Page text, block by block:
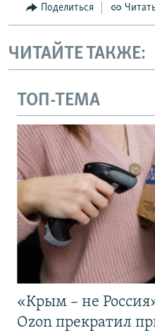
Поделиться
ЧИТАЙТЕ ТАКЖЕ:
ТОП-ТЕМА
«Крым – не
Ozon прекратил